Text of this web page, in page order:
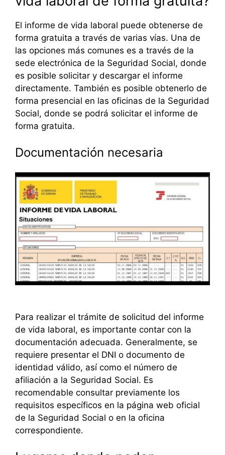
El informe de vida laboral puede obtenerse de
forma gratuita a través de varias vías. Una de
las opciones más comunes es a través de la
sede electrónica de la Seguridad Social, donde
es posible solicitar y descargar el informe
directamente. También es posible obtenerlo de
forma presencial en las oficinas de la Seguridad
Social, donde se podrá solicitar el informe de
forma gratuita.
Documentación necesaria
Para realizar el trámite de solicitud del informe
de vida laboral, es importante contar con la
documentación adecuada. Generalmente, se
requiere presentar el DNI o documento de
identidad válido, así como el número de
afiliación a la Seguridad Social. Es
recomendable consultar previamente los
requisitos específicos en la página web oficial
de la Seguridad Social o en la oficina
correspondiente.